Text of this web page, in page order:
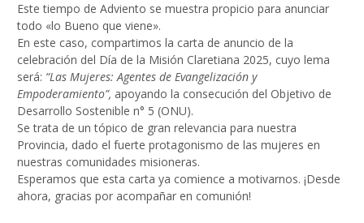
Este tiempo de Adviento se muestra propicio para anunciar
todo «lo Bueno que viene».
En este caso, compartimos la carta de anuncio de la
celebración del Día de la Misión Claretiana 2025, cuyo lema
será: “Las Mujeres: Agentes de Evangelización y
Empoderamiento”, apoyando la consecución del Objetivo de
Desarrollo Sostenible n° 5 (ONU).
Se trata de un tópico de gran relevancia para nuestra
Provincia, dado el fuerte protagonismo de las mujeres en
nuestras comunidades misioneras.
Esperamos que esta carta ya comience a motivarnos. ¡Desde
ahora, gracias por acompañar en comunión!